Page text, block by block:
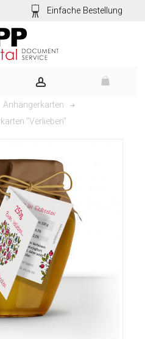
Einfache Bestellung
Anhängerkarten
"Verlieben"